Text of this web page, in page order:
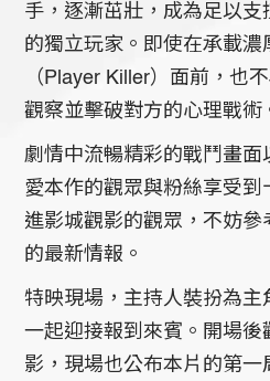
手，逐漸茁壯，成為足以
的獨立玩家。即使在承載
（Player Killer）面前，也
觀察並擊破對方的心理戰術
劇情中流暢精彩的戰鬥畫面
愛本作的觀眾與粉絲享受到
進影城觀影的觀眾，不妨參
的最新情報。
特映現場，主持人裝扮為主
一起迎接報到來賓。開場後
影，現場也公布本片的第